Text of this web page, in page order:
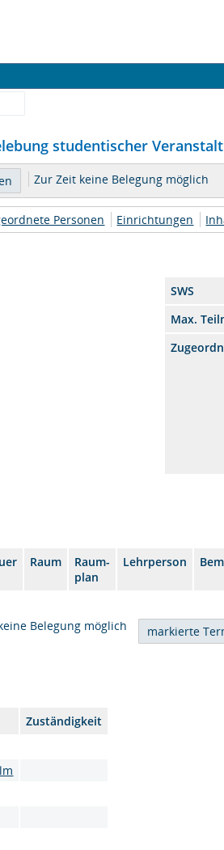
studentischer
Zur Zeit keine Belegung möglich
Personen Einrichtungen
SWS
Max.
Raum
Raum-
plan
Lehrperson
Belegung möglich
Zuständigkeit